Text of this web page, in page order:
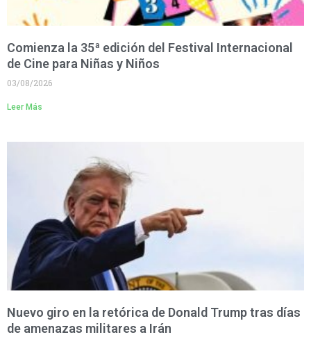
Comienza la 35ª edición del Festival Internacional
de Cine para Niñas y Niños
03/08/2026
Leer Más
Nuevo giro en la retórica de Donald Trump tras días
de amenazas militares a Irán